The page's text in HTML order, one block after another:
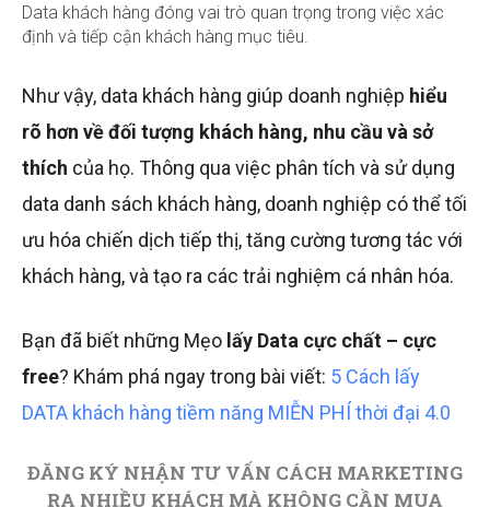
Data khách hàng đóng vai trò quan trọng trong việc xác
định và tiếp cận khách hàng mục tiêu.
Như vậy, data khách hàng giúp doanh nghiệp hiểu
rõ hơn về đối tượng khách hàng, nhu cầu và sở
thích của họ. Thông qua việc phân tích và sử dụng
data danh sách khách hàng, doanh nghiệp có thể tối
ưu hóa chiến dịch tiếp thị, tăng cường tương tác với
khách hàng, và tạo ra các trải nghiệm cá nhân hóa.
Bạn đã biết những Mẹo lấy Data cực chất – cực
free? Khám phá ngay trong bài viết: 5 Cách lấy
DATA khách hàng tiềm năng MIỄN PHÍ thời đại 4.0
ĐĂNG KÝ NHẬN TƯ VẤN CÁCH MARKETING
RA NHIỀU KHÁCH MÀ KHÔNG CẦN MUA